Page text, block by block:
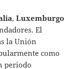
,Luxemburgo
El
la Unión
como
periodo